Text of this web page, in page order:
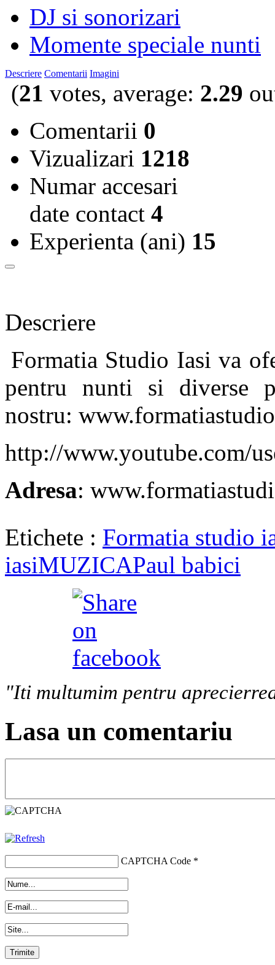
DJ si sonorizari
Momente speciale nunti
Descriere Comentarii Imagini
(21 votes, average: 2.29
Comentarii 0
Vizualizari 1218
Numar accesari
date contact 4
Experienta (ani) 15
Descriere
Formatia Studio Iasi va
pentru nunti si diverse
nostru:
http://www.youtube.com/
Adresa:
Etichete : Formatia studio
iasiMUZICAPaul babici
"Iti multumim pentru
Lasa un comentariu
CAPTCHA Code *